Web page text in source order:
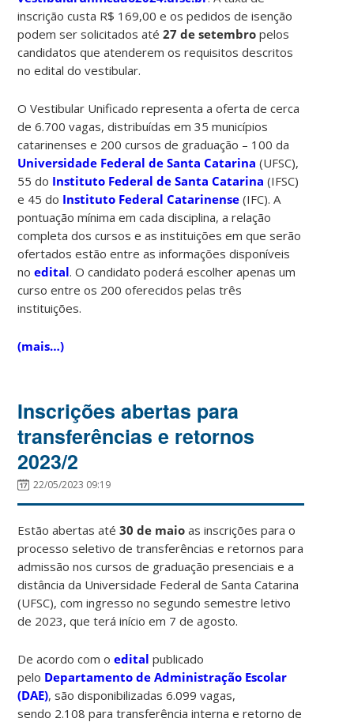
inscrição custa R$ 169,00 e os pedidos de isenção
podem ser solicitados até27 de setembro pelos
candidatos que atenderem os requisitos descritos
no edital do vestibular.
O Vestibular Unificado representa a oferta de cerca
de 6.700 vagas, distribuídas em 35 municípios
catarinenses e 200 cursos de graduação – 100 da
Universidade Federal de Santa Catarina (UFSC),
55 do Instituto Federal de Santa Catarina (IFSC)
e 45 do Instituto Federal Catarinense (IFC). A
pontuação mínima em cada disciplina, a relação
completa dos cursos e as instituições em que serão
ofertados estão entre as informações disponíveis
noedital. O candidato poderá escolher apenas um
curso entre os 200 oferecidos pelas três
instituições.
(mais…)
Inscrições abertas para
transferências e retornos
2023/2
22/05/2023 09:19
Estão abertas até30 de maio as inscrições para o
processo seletivo de transferências e retornos para
admissão nos cursos de graduação presenciais e a
distância da Universidade Federal de Santa Catarina
(UFSC), com ingresso no segundo semestre letivo
de 2023, que terá início em 7 de agosto.
De acordo com oedital publicado
pelo Departamento de Administração Escolar
(DAE), são disponibilizadas 6.099 vagas,
sendo 2.108 para transferência interna e retorno de